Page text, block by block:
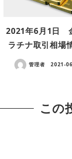
2021年6月1日
ラチナ取引相場
管理者 2021-
この